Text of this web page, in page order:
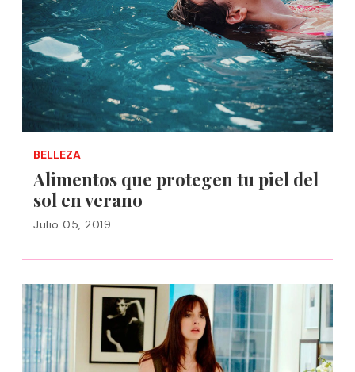
BELLEZA
Alimentos que protegen tu piel del
sol en verano
Julio 05, 2019